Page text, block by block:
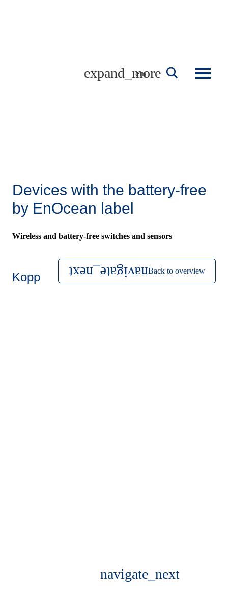
english
Devices with the battery-free
by EnOcean label
Wireless and battery-free switches and sensors
Kopp Back to overview